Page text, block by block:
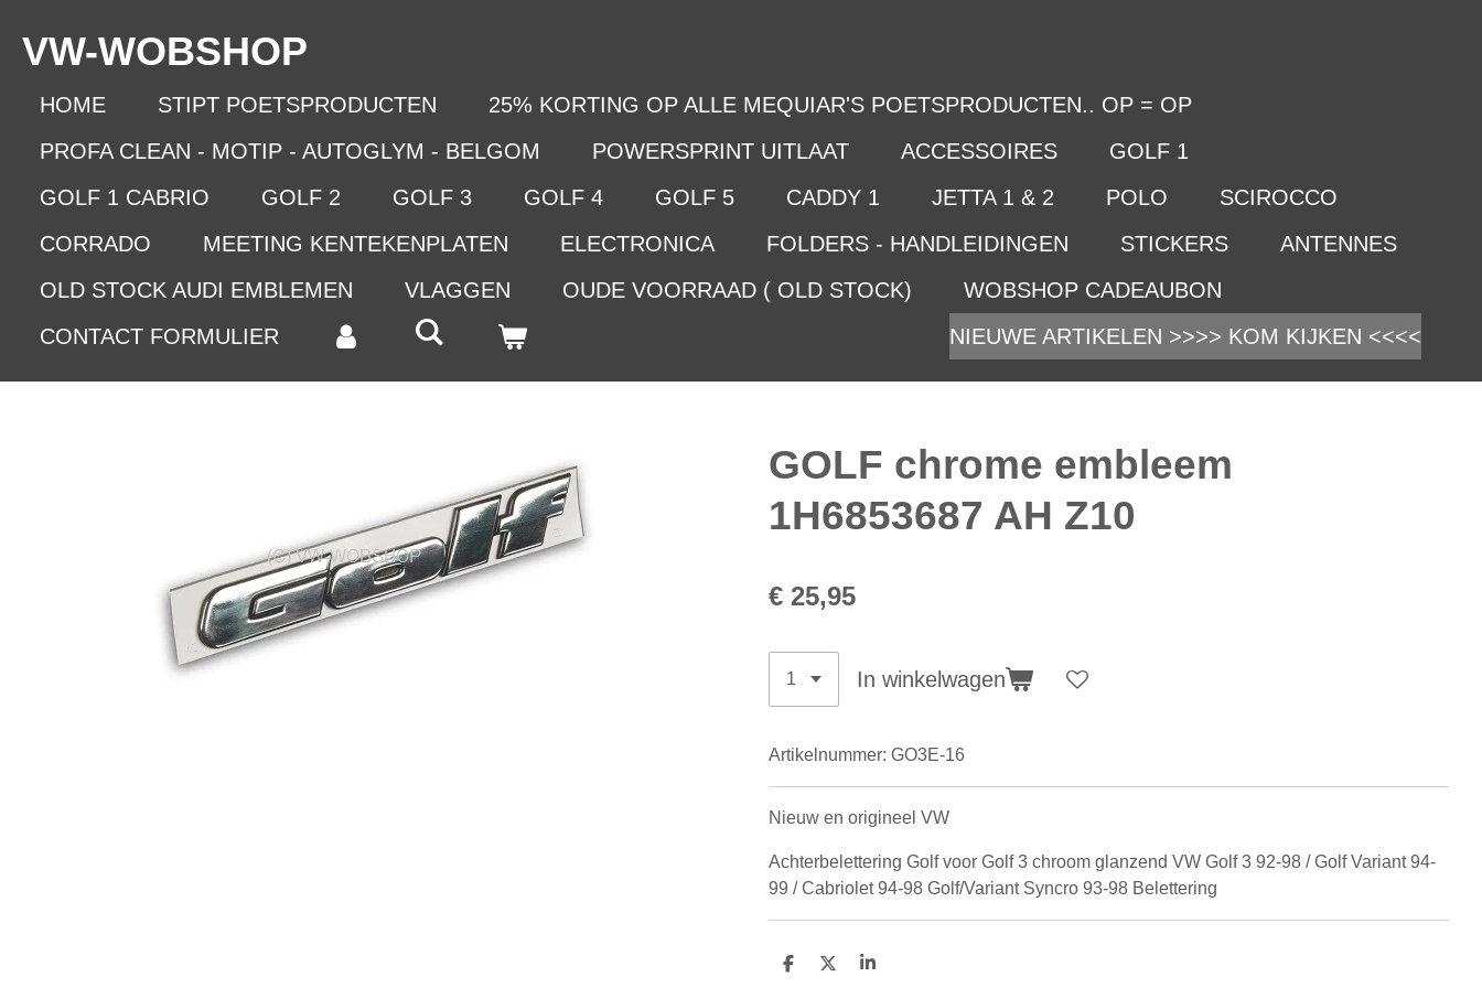
direct
VW-WOBSHOP
HOME STIPT POETSPRODUCTEN
25% KORTING OP ALLE MEQUIAR'S POETSPRODUCTEN.. OP = OP
PROFA CLEAN - MOTIP - AUTOGLYM - BELGOM
POWERSPRINT UITLAAT ACCESSOIRES
GOLF 1
GOLF 1 CABRIO
GOLF 2 GOLF 3 GOLF 4 GOLF 5 CADDY 1 JETTA 1 & 2 POLO
SCIROCCO
CORRADO
MEETING KENTEKENPLATEN ELECTRONICA FOLDERS - HANDLEIDINGEN STICKERS
ANTENNES
OLD STOCK AUDI EMBLEMEN
VLAGGEN OUDE VOORRAAD ( OLD STOCK)
WOBSHOP CADEAUBON
CONTACT FORMULIER
NIEUWE ARTIKELEN >>>> KOM KIJKEN <<<<
GOLF chrome embleem
1H6853687 AH Z10
€ 25,95
In winkelwagen
Artikelnummer: GO3E-16
Nieuw en origineel VW
Achterbelettering Golf voor Golf 3 chroom glanzend VW Golf 3 92-98 / Golf Variant 94-
99 / Cabriolet 94-98 Golf/Variant Syncro 93-98 Belettering
D
D
S